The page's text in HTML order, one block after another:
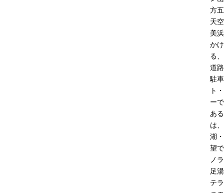
方
天
美
か
る
道
駐
ト
ー
あ
は
湖
望
ノ
足
テ